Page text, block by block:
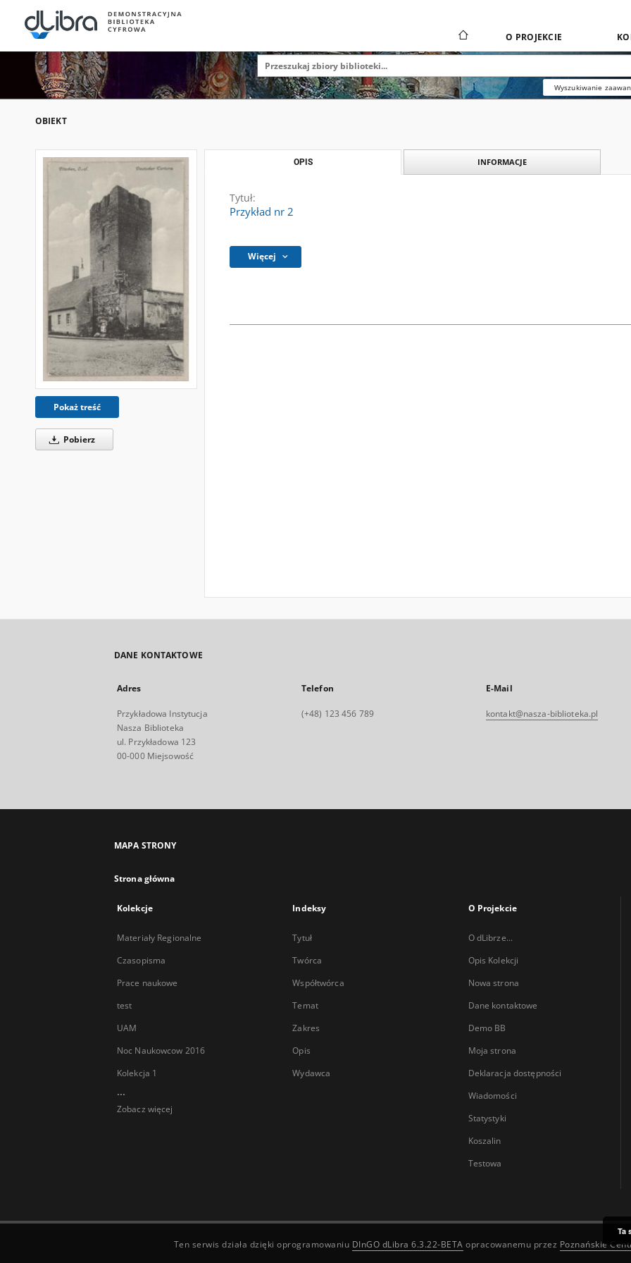
O PROJEKCIE
Wyszukiwanie
OBIEKT
Pokaż treść
Pobierz
OPIS INFORMACJE
Tytuł:
Przykład nr 2
Więcej
DANE KONTAKTOWE
Adres
Przykładowa Instytucja
Nasza Biblioteka
ul. Przykładowa 123
00-000 Miejsowość
Telefon
(+48) 123 456 789
E-Mail
kontakt@nasza-biblioteka.pl
MAPA STRONY
Strona główna
Kolekcje
Materiały Regionalne
Czasopisma
Prace naukowe
test
UAM
Noc Naukowcow 2016
Kolekcja 1
...
Zobacz więcej
Indeksy
Tytuł
Twórca
Współtwórca
Temat
Zakres
Opis
Wydawca
O Projekcie
O dLibrze...
Opis Kolekcji
Nowa strona
Dane kontaktowe
Demo BB
Moja strona
Deklaracja dostępności
Wiadomości
Statystyki
Koszalin
Testowa
Ten serwis działa dzięki oprogramowaniu DInGO dLibra 6.3.22-BETA opracowanemu przez Poznańskie
Ta